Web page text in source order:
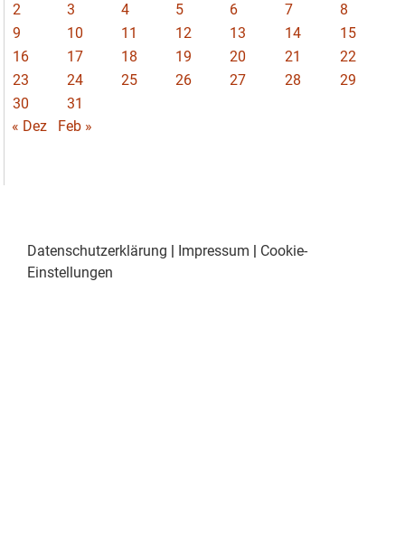
2
3 4 5 6 7
8
9
10 11 12 13 14
15
16
17 18 19 20 21
22
23
24 25 26 27 28
29
30
31
« Dez
Feb »
Datenschutzerklärung Impressum
Cookie-
Einstellungen